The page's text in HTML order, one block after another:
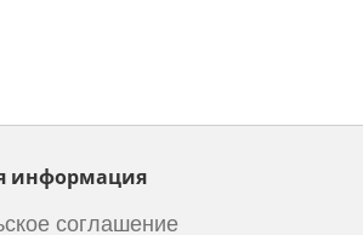
информация
соглашение